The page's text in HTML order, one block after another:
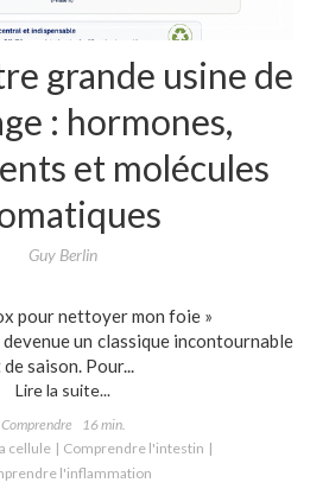
grande usine de
: hormones,
et molécules
Guy Berlin
pour nettoyer mon foie »
un classique incontournable
saison. Pour...
Lire la suite...
Comprendre
16 min.
cellule
Comprendre l'intestin
l'inflammation